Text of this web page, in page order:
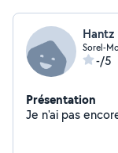
Sorel-
-/5
Présentation